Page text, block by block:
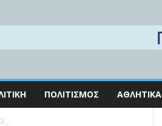
ΠΟΛΙΤΙΣΜΌΣ ΑΘΛΗΤΙΚΆ
...